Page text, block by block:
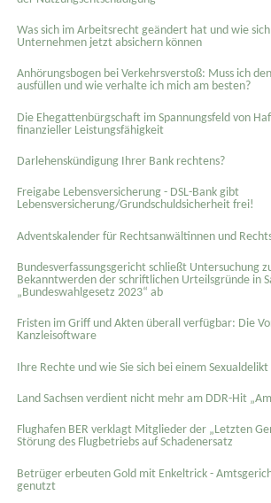
Was sich im Arbeitsrecht geändert hat und wie
Unternehmen jetzt absichern können
Anhörungsbogen bei Verkehrsverstoß: Muss ich
ausfüllen und wie verhalte ich mich am besten?
Die Ehegattenbürgschaft im Spannungsfeld von
finanzieller Leistungsfähigkeit
Darlehenskündigung Ihrer Bank rechtens?
Freigabe Lebensversicherung - DSL-Bank gibt
Lebensversicherung/Grundschuldsicherheit frei!
Adventskalender für Rechtsanwältinnen und
Bundesverfassungsgericht schließt Untersuchung
Bekanntwerden der schriftlichen Urteilsgründe in
„Bundeswahlgesetz 2023“ ab
Fristen im Griff und Akten überall verfügbar: Die
Kanzleisoftware
Ihre Rechte und wie Sie sich bei einem
Land Sachsen verdient nicht mehr am DDR-Hit
Flughafen BER verklagt Mitglieder der „Letzten
Störung des Flugbetriebs auf Schadenersatz
Betrüger erbeuten Gold mit Enkeltrick -
genutzt